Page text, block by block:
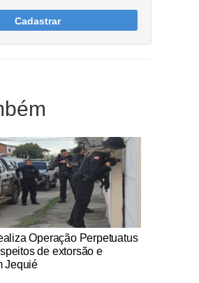
Cadastrar
Operação Perpetuatus
de extorsão e
Jequié